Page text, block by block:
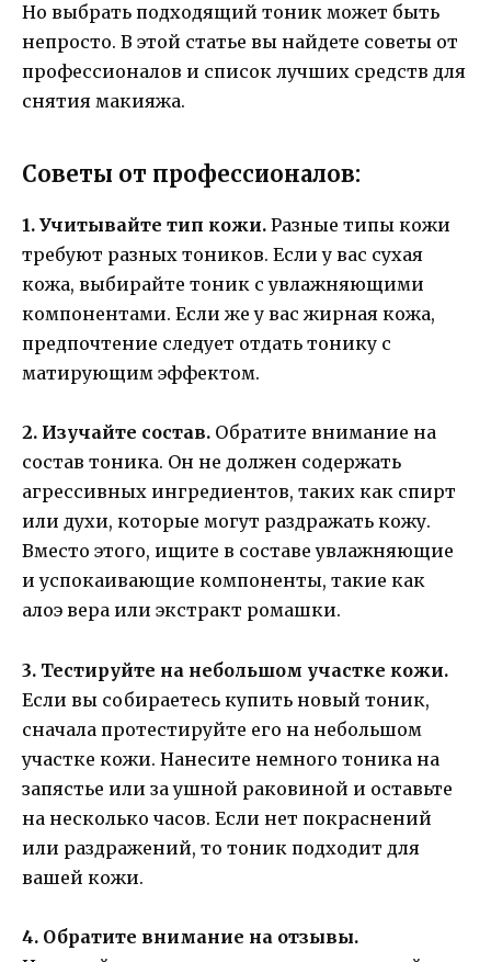
Но выбрать подходящий тоник может быть
непросто. В этой статье вы найдете советы от
профессионалов и список лучших средств для
снятия макияжа.
Советы от профессионалов:
1. Учитывайте тип кожи. Разные типы кожи
требуют разных тоников. Если у вас сухая
кожа, выбирайте тоник с увлажняющими
компонентами. Если же у вас жирная кожа,
предпочтение следует отдать тонику с
матирующим эффектом.
2. Изучайте состав. Обратите внимание на
состав тоника. Он не должен содержать
агрессивных ингредиентов, таких как спирт
или духи, которые могут раздражать кожу.
Вместо этого, ищите в составе увлажняющие
и успокаивающие компоненты, такие как
алоэ вера или экстракт ромашки.
3. Тестируйте на небольшом участке кожи.
Если вы собираетесь купить новый тоник,
сначала протестируйте его на небольшом
участке кожи. Нанесите немного тоника на
запястье или за ушной раковиной и оставьте
на несколько часов. Если нет покраснений
или раздражений, то тоник подходит для
вашей кожи.
4. Обратите внимание на отзывы.